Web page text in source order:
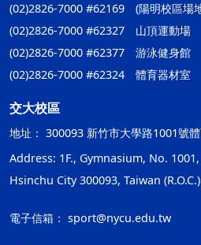
(02)2826-7000 #62169 (陽明校區場
(02)2826-7000 #62327 山頂運動場
(02)2826-7000 #62377 游泳健身館
(02)2826-7000 #62324 體育器材室
交大校區
地址： 300093 新竹市大學路1001號
Address: 1F., Gymnasium, No.
Hsinchu City 300093, Taiwan (R.O.C.)
電子信箱： sport@nycu.edu.tw